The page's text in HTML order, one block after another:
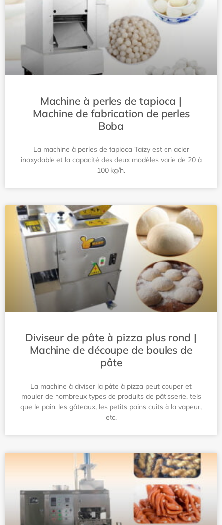
Machine à perles de tapioca |
Machine de fabrication de perles
Boba
La machine à perles de tapioca Taizy est en acier
inoxydable et la capacité des deux modèles varie de 20 à
100 kg/h.
Diviseur de pâte à pizza plus rond |
Machine de découpe de boules de
pâte
La machine à diviser la pâte à pizza peut couper et
mouler de nombreux types de produits de pâtisserie, tels
que le pain, les gâteaux, les petits pains cuits à la vapeur,
etc.